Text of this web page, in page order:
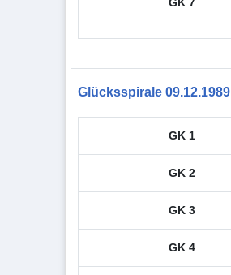
Glücksspirale 09.12.1989
GK 1
GK 2
GK 3
GK 4